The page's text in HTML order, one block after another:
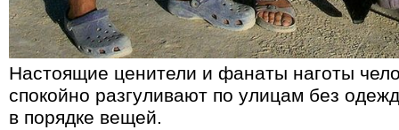
Настоящие ценители и фанаты наготы
спокойно разгуливают по улицам без
в порядке вещей.